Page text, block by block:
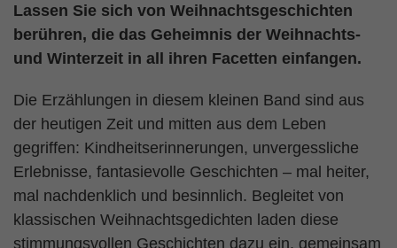
Lassen Sie sich von Weihnachtsgeschichten
berühren, die das Geheimnis der Weihnachts-
und Winterzeit in all ihren Facetten einfangen.
Die Erzählungen in diesem kleinen Band sind aus
der heutigen Zeit und mitten aus dem Leben
gegriffen: Kindheitserinnerungen, unvergessliche
Erlebnisse, fantasievolle Geschichten – mal heiter,
mal nachdenklich und besinnlich. Begleitet von
klassischen Weihnachtsgedichten laden diese
stimmungsvollen Geschichten dazu ein, gemeinsam